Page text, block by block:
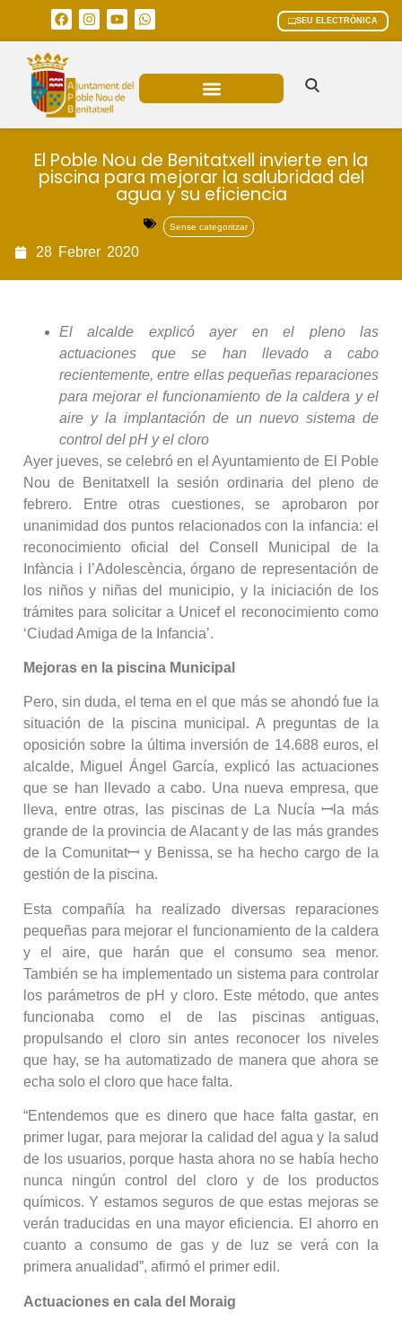
SEU ELECTRÒNICA
El Poble Nou de Benitatxell invierte en la
piscina para mejorar la salubridad del
agua y su eficiencia
Sense categoritzar
28 Febrer 2020
El alcalde explicó ayer en el pleno las
actuaciones que se han llevado a cabo
recientemente, entre ellas pequeñas reparaciones
para mejorar el funcionamiento de la caldera y el
aire y la implantación de un nuevo sistema de
control del pH y el cloro
Ayer jueves, se celebró en el Ayuntamiento de El Poble
Nou de Benitatxell la sesión ordinaria del pleno de
febrero. Entre otras cuestiones, se aprobaron por
unanimidad dos puntos relacionados con la infancia: el
reconocimiento oficial del Consell Municipal de la
Infància i l’Adolescència, órgano de representación de
los niños y niñas del municipio, y la iniciación de los
trámites para solicitar a Unicef el reconocimiento como
‘Ciudad Amiga de la Infancia’.
Mejoras en la piscina Municipal
Pero, sin duda, el tema en el que más se ahondó fue la
situación de la piscina municipal. A preguntas de la
oposición sobre la última inversión de 14.688 euros, el
alcalde, Miguel Ángel García, explicó las actuaciones
que se han llevado a cabo. Una nueva empresa, que
lleva, entre otras, las piscinas de La Nucía ꟷla más
grande de la provincia de Alacant y de las más grandes
de la Comunitatꟷ y Benissa, se ha hecho cargo de la
gestión de la piscina.
Esta compañía ha realizado diversas reparaciones
pequeñas para mejorar el funcionamiento de la caldera
y el aire, que harán que el consumo sea menor.
También se ha implementado un sistema para controlar
los parámetros de pH y cloro. Este método, que antes
funcionaba como el de las piscinas antiguas,
propulsando el cloro sin antes reconocer los niveles
que hay, se ha automatizado de manera que ahora se
echa solo el cloro que hace falta.
“Entendemos que es dinero que hace falta gastar, en
primer lugar, para mejorar la calidad del agua y la salud
de los usuarios, porque hasta ahora no se había hecho
nunca ningún control del cloro y de los productos
químicos. Y estamos seguros de que estas mejoras se
verán traducidas en una mayor eficiencia. El ahorro en
cuanto a consumo de gas y de luz se verá con la
primera anualidad”, afirmó el primer edil.
Actuaciones en cala del Moraig